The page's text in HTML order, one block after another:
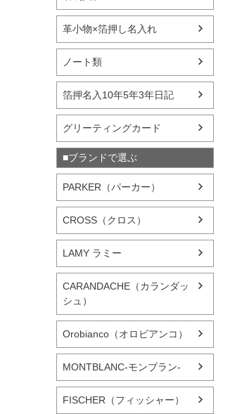
革小物×箔押し名入れ
ノート類
箔押名入10年5年3年日記
グリーティングカード
■ブランドで選ぶ
PARKER（パーカー）
CROSS（クロス）
LAMY ラミー
CARANDACHE（カランダッ
シュ）
Orobianco（オロビアンコ）
MONTBLANC-モンブラン-
FISCHER（フィッシャー）